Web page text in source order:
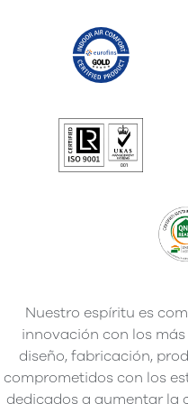
Nuestro espíritu es
innovación con los
diseño, fabricación,
comprometidos con los
dedicados a aumentar la